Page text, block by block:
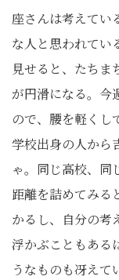
座さんは考えてい
な人と思われてい
見せると、たちま
が円滑になる。今
ので、腰を軽くし
学校出身の人から
ゃ。同じ高校、同
距離を詰めてみる
かるし、自分の考
浮かぶこともある
うなものも冴えて